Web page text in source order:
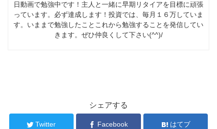
日動画で勉強中です！主人と一緒に早期リタイアを目標に頑張
っています。必ず達成します！投資では、毎月１６万していま
す。いままで勉強したことこれから勉強することを発信してい
きます。ぜひ仲良くして下さい(^^)/
シェアする
Twitter Facebook はてブ